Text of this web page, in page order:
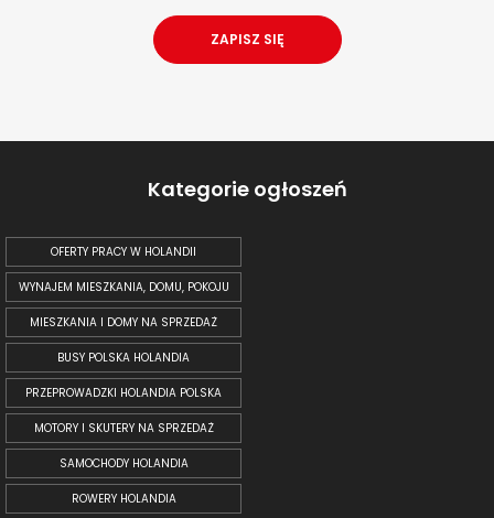
Kategorie ogłoszeń
OFERTY PRACY W HOLANDII
WYNAJEM MIESZKANIA, DOMU, POKOJU
MIESZKANIA I DOMY NA SPRZEDAŻ
BUSY POLSKA HOLANDIA
PRZEPROWADZKI HOLANDIA POLSKA
MOTORY I SKUTERY NA SPRZEDAŻ
SAMOCHODY HOLANDIA
ROWERY HOLANDIA